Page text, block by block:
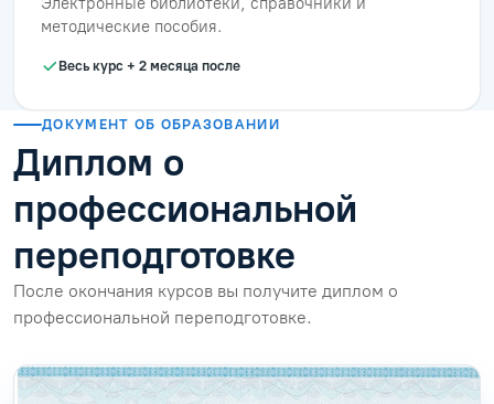
методические пособия.
Весь курс + 2 месяца после
ДОКУМЕНТ ОБ ОБРАЗОВАНИИ
Диплом о
профессиональной
переподготовке
После окончания курсов вы получите диплом о
профессиональной переподготовке.